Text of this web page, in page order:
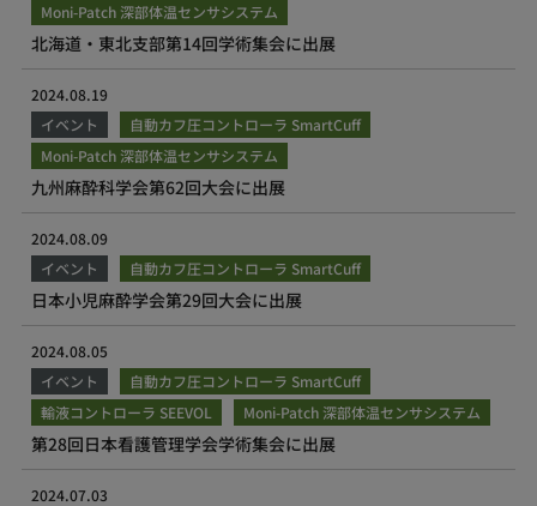
Moni-Patch 深部体温センサシステム
北海道・東北支部第14回学術集会に出展
2024.08.19
イベント
自動カフ圧コントローラ SmartCuff
Moni-Patch 深部体温センサシステム
九州麻酔科学会第62回大会に出展
2024.08.09
イベント
自動カフ圧コントローラ SmartCuff
日本小児麻酔学会第29回大会に出展
2024.08.05
イベント
自動カフ圧コントローラ SmartCuff
輸液コントローラ SEEVOL
Moni-Patch 深部体温センサシステム
第28回日本看護管理学会学術集会に出展
2024.07.03